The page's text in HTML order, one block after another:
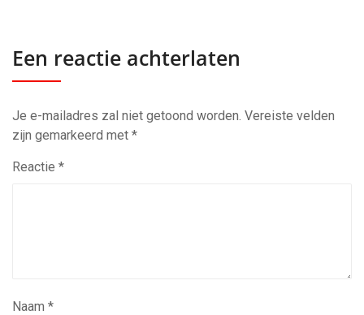
Een reactie achterlaten
Je e-mailadres zal niet getoond worden. Vereiste velden
zijn gemarkeerd met *
Reactie *
Naam *